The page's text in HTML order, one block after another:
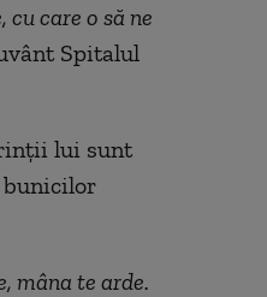
care o să ne
Spitalul
lui sunt
bunicilor
mâna te arde.